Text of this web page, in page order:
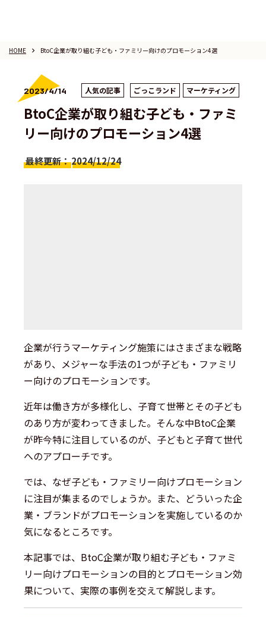
HOME keyboard_arrow_right BtoC企業が取り組む子ども・ファミリー向けのプロモーション4選
2023/4/14 人気の記事 ごっこランド マーケティング
BtoC企業が取り組む子ども・ファミ
リー向けのプロモーション4選
最終更新：2024/12/24
企業が行うマーケティング施策にはさまざまな戦略
があり、メジャーな手法の1つが子ども・ファミリ
ー向けのプロモーションです。
近年は働き方が多様化し、子育て世帯とその子ども
のあり方が変わってきました。そんな中BtoC企業
が昨今特に注目しているのが、子どもと子育て世代
へのアプローチです。
では、なぜ子ども・ファミリー向けプロモーション
に注目が集まるのでしょうか。また、どういった企
業・ブランドがプロモーションを実施しているのか
気になるところです。
本記事では、BtoC企業が取り組む子ども・ファミ
リー向けプロモーションの目的とプロモーション効
果について、実際の事例を交えて解説します。